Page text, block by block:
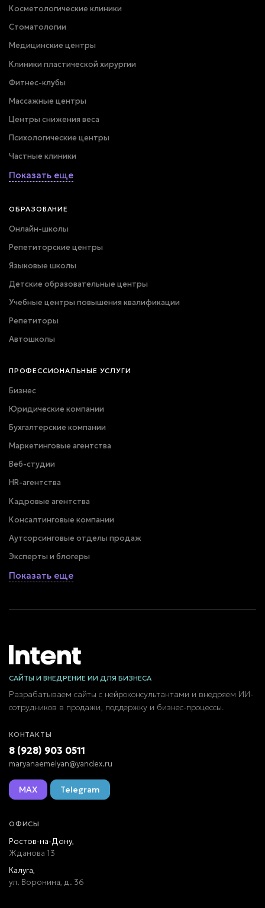
Косметологические клиники
Стоматологии
Медицинские центры
Клиники пластической хирургии
Фитнес-клубы
Массажные центры
Центры снижения веса
Психологические центры
Частные клиники
Показать еще
ОБРАЗОВАНИЕ
Онлайн-школы
Репетиторские центры
Языковые школы
Детские образовательные центры
Учебные центры повышения квалификации
Репетиторы
Автошколы
ПРОФЕССИОНАЛЬНЫЕ УСЛУГИ
Бизнес
Юридические компании
Бухгалтерские компании
Маркетинговые агентства
Веб-студии
HR-агентства
Кадровые агентства
Консалтинговые компании
Аутсорсинговые отделы продаж
Эксперты и блогеры
Показать еще
САЙТЫ И ВНЕДРЕНИЕ ИИ ДЛЯ БИЗНЕСА
Разрабатываем сайты с нейроконсультантами и внедряем ИИ-
сотрудников в продажи, поддержку и бизнес-процессы.
КОНТАКТЫ
8 (928) 903 0511
maryanaemelyan@yandex.ru
MAX Telegram
ОФИСЫ
Ростов-на-Дону,
Жданова 13
Калуга,
ул. Воронина, д. 36